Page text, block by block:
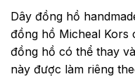
Dây đồng hồ
đồng hồ Micheal Kors
đồng hồ có thể thay
này được làm riêng